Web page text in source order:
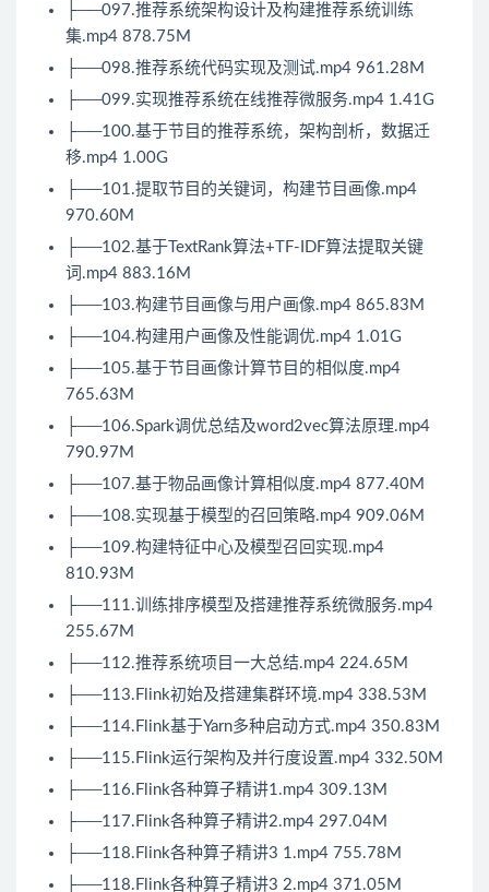
├──097.推荐系统架构设计及构建推荐系统训练
集.mp4 878.75M
├──098.推荐系统代码实现及测试.mp4 961.28M
├──099.实现推荐系统在线推荐微服务.mp4 1.41G
├──100.基于节目的推荐系统，架构剖析，数据迁
移.mp4 1.00G
├──101.提取节目的关键词，构建节目画像.mp4
970.60M
├──102.基于TextRank算法+TF-IDF算法提取关键
词.mp4 883.16M
├──103.构建节目画像与用户画像.mp4 865.83M
├──104.构建用户画像及性能调优.mp4 1.01G
├──105.基于节目画像计算节目的相似度.mp4
765.63M
├──106.Spark调优总结及word2vec算法原理.mp4
790.97M
├──107.基于物品画像计算相似度.mp4 877.40M
├──108.实现基于模型的召回策略.mp4 909.06M
├──109.构建特征中心及模型召回实现.mp4
810.93M
├──111.训练排序模型及搭建推荐系统微服务.mp4
255.67M
├──112.推荐系统项目一大总结.mp4 224.65M
├──113. Flink初始及搭建集群环境.mp4 338.53M
├──114. Flink基于Yarn多种启动方式.mp4 350.83M
├──115.Flink运行架构及并行度设置.mp4 332.50M
├──116.Flink各种算子精讲1.mp4 309.13M
├──117.Flink各种算子精讲2.mp4 297.04M
├──118.Flink各种算子精讲3 1.mp4 755.78M
├──118.Flink各种算子精讲3 2.mp4 371.05M